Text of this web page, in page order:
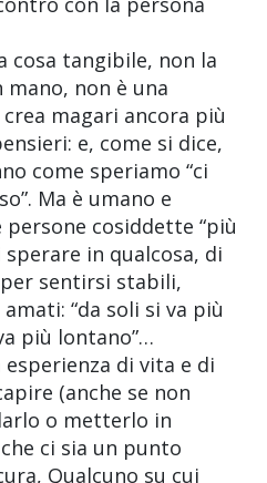
cosa tangibile, non la
non è una
magari ancora più
e, come si dice,
come speriamo “ci
Ma è umano e
cosiddette “più
in qualcosa, di
sentirsi stabili,
“da soli si va più
più lontano”…
di vita e di
(anche se non
o metterlo in
ci sia un punto
Qualcuno su cui